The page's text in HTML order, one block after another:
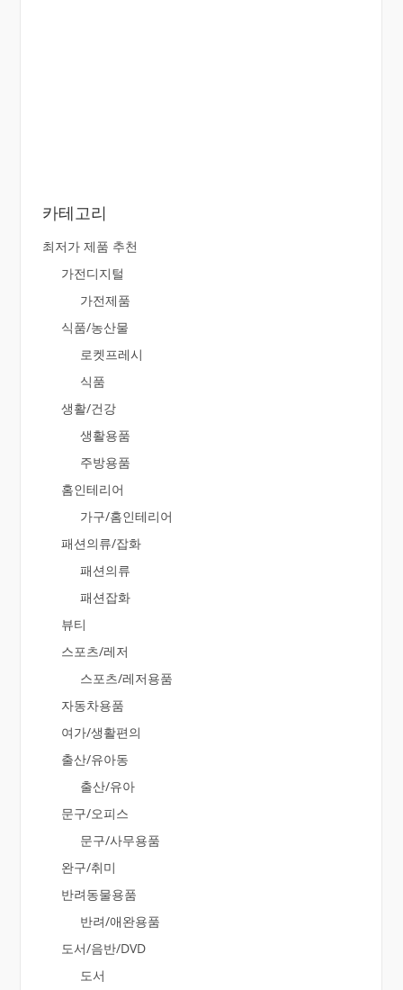
카테고리
최저가 제품 추천
가전디지털
가전제품
식품/농산물
로켓프레시
식품
생활/건강
생활용품
주방용품
홈인테리어
가구/홈인테리어
패션의류/잡화
패션의류
패션잡화
뷰티
스포츠/레저
스포츠/레저용품
자동차용품
여가/생활편의
출산/유아동
출산/유아
문구/오피스
문구/사무용품
완구/취미
반려동물용품
반려/애완용품
도서/음반/DVD
도서